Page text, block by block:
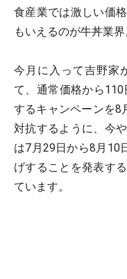
食産業では激しい価
もいえるのが牛丼業界
今月に入って吉野家
て、通常価格から
するキャンペーンを8
対抗するように、今
は7月29日から8月10
げすることを発表す
ています。